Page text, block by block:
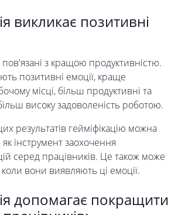
викликає позитивні
пов'язані з кращою продуктивністю.
позитивні емоції, краще
місці, більш продуктивні та
високу задоволеність роботою.
результатів гейміфікацію можна
інструмент заохочення
серед працівників. Це також може
вони виявляють ці емоції.
допомагає покращити